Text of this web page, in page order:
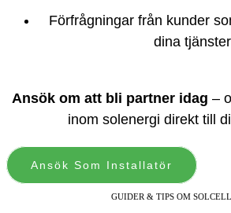
Förfrågningar från kunder
dina tjänster
Ansök om att bli partner idag –
inom solenergi direkt till
Ansök Som Installatör
GUIDER & TIPS OM